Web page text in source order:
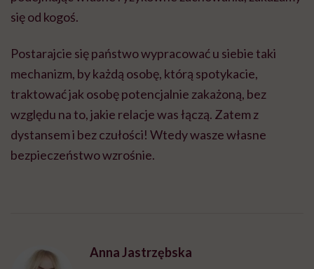
się od kogoś.
Postarajcie się państwo wypracować u siebie taki
mechanizm, by każdą osobę, którą spotykacie,
traktować jak osobę potencjalnie zakażoną, bez
względu na to, jakie relacje was łączą. Zatem z
dystansem i bez czułości! Wtedy wasze własne
bezpieczeństwo wzrośnie.
Anna Jastrzębska